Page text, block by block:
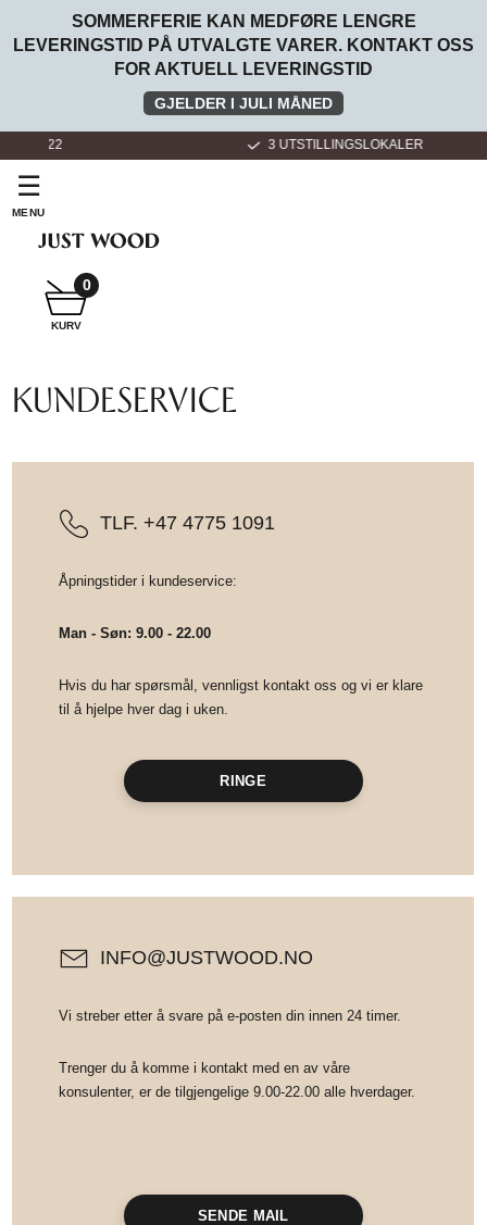
SOMMERFERIE KAN MEDFØRE LENGRE
LEVERINGSTID PÅ UTVALGTE VARER. KONTAKT OSS
FOR AKTUELL LEVERINGSTID
GJELDER I JULI MÅNED
3 UTSTILLINGSLOKALER
☰
MENU
SNEKKER
FINN
KURV
0
KUNDESERVICE
TLF. +47 4775 1091
Åpningstider i kundeservice:
Man - Søn: 9.00 - 22.00
Hvis du har spørsmål, vennligst kontakt oss og vi er klare
til å hjelpe hver dag i uken.
RINGE
INFO@JUSTWOOD.NO
Vi streber etter å svare på e-posten din innen 24 timer.
Trenger du å komme i kontakt med en av våre
konsulenter, er de tilgjengelige 9.00-22.00 alle hverdager.
SENDE MAIL